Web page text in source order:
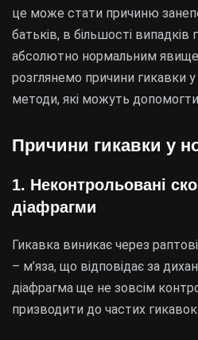
це може стати причиню
батьків, в більшості
абсолютно нормальним
розглянемо причини гикавки
методи, які можуть
Причини гикавки у
1. Неконтрольовані
діафрагми
Гикавка виникає через
– м’яза, що відповідає за
діафрагма ще не зовсім
призводити до частих гикавок.